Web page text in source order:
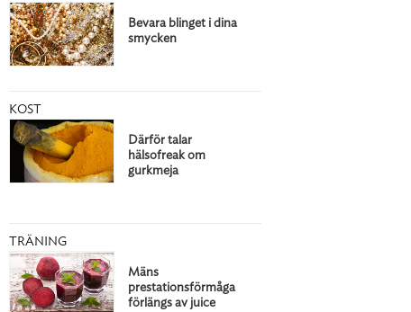
Bevara blinget i dina
smycken
KOST
Därför talar
hälsofreak om
gurkmeja
TRÄNING
Mäns
prestationsförmåga
förlängs av juice